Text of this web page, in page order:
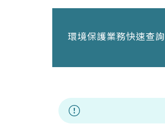
環境保護業務快速查詢